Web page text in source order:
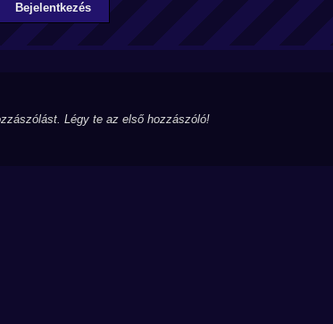
Bejelentkezés
Légy te az első hozzászóló!